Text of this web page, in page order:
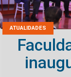
ATUALIDADES